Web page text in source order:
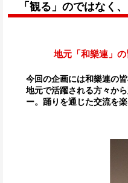
「観る」のではな
地元「和樂連」の
今回の企画には和樂連の
地元で活躍される方々か
ー。踊りを通じた交流を